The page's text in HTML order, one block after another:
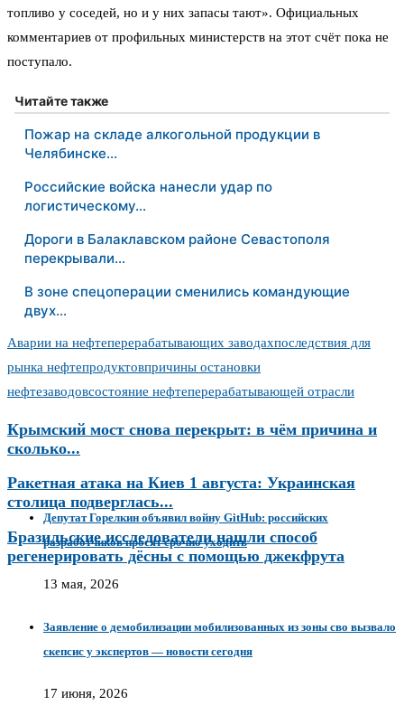
топливо у соседей, но и у них запасы тают». Официальных
комментариев от профильных министерств на этот счёт пока не
поступало.
Читайте также
Пожар на складе алкогольной продукции в
Челябинске…
Российские войска нанесли удар по
логистическому…
Дороги в Балаклавском районе Севастополя
перекрывали…
В зоне спецоперации сменились командующие
двух…
Аварии на нефтеперерабатывающих заводахпоследствия для
рынка нефтепродуктовпричины остановки
нефтезаводовсостояние нефтеперерабатывающей отрасли
Крымский мост снова перекрыт: в чём причина и
сколько...
Ракетная атака на Киев 1 августа: Украинская
столица подверглась...
Бразильские исследователи нашли способ
регенерировать дёсны с помощью джекфрута
Депутат Горелкин объявил войну GitHub: российских
разработчиков просят срочно уходить
13 мая, 2026
Заявление о демобилизации мобилизованных из зоны сво вызвало
скепсис у экспертов — новости сегодня
17 июня, 2026